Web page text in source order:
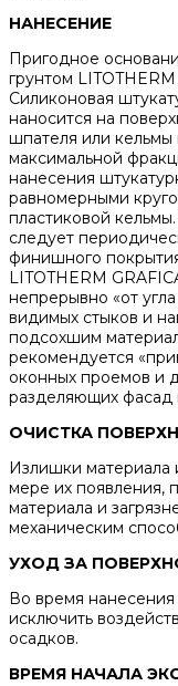
НАНЕСЕНИЕ
Пригодное
грунтом
Силиконовая
наносится на
шпателя или
максимальной
нанесения
равномерными
пластиковой
следует
финишного
LITOTHERM
непрерывно «от
видимых стыков и
подсохшим
рекомендуется
оконных проемов и
разделяющих фасад
ОЧИСТКА
Излишки материала
мере их
материала и
механическим
УХОД ЗА
Во время нанесения
исключить
осадков.
ВРЕМЯ НАЧАЛА